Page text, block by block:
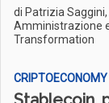
di Patrizia
Amministrazione
Transformation
CRIPTOECONOMY